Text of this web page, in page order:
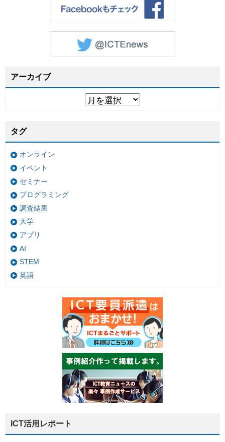
アーカイブ
タグ
オンライン
イベント
セミナー
プログラミング
調査結果
大学
アプリ
AI
STEM
英語
ICT活用レポート